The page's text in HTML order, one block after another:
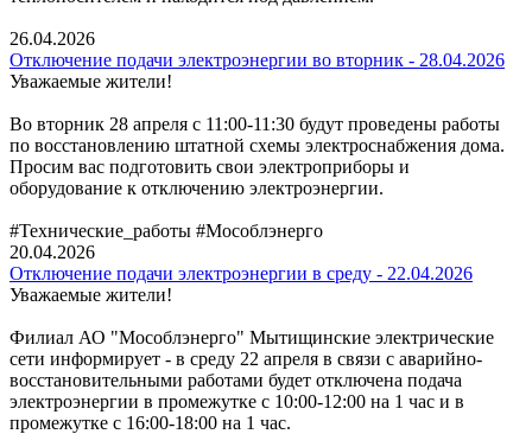
26.04.2026
Отключение подачи электроэнергии во вторник - 28.04.2026
Уважаемые жители!
Во вторник 28 апреля с 11:00-11:30 будут проведены работы
по восстановлению штатной схемы электроснабжения дома.
Просим вас подготовить свои электроприборы и
оборудование к отключению электроэнергии.
#Технические_работы #Мособлэнерго
20.04.2026
Отключение подачи электроэнергии в среду - 22.04.2026
Уважаемые жители!
Филиал АО "Мособлэнерго" Мытищинские электрические
сети информирует - в среду 22 апреля в связи с аварийно-
восстановительными работами будет отключена подача
электроэнергии в промежутке с 10:00-12:00 на 1 час и в
промежутке с 16:00-18:00 на 1 час.